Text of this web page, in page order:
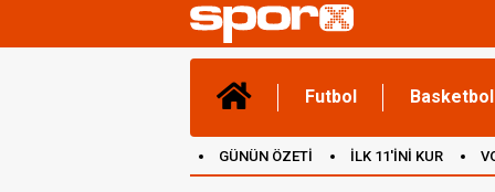
Futbol Basketbol
GÜNÜN ÖZETİ İLK 11'İNİ KUR